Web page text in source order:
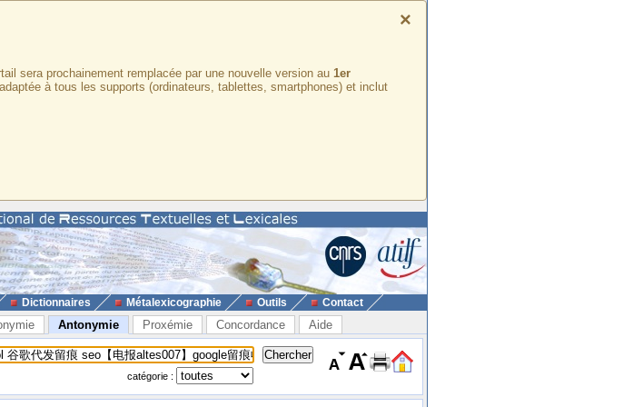
×
sera prochainement remplacée par une nouvelle version au 1er
à tous les supports (ordinateurs, tablettes, smartphones) et inclut
Dictionnaires Métalexicographie Outils Contact
Antonymie Proxémie Concordance Aide
catégorie :